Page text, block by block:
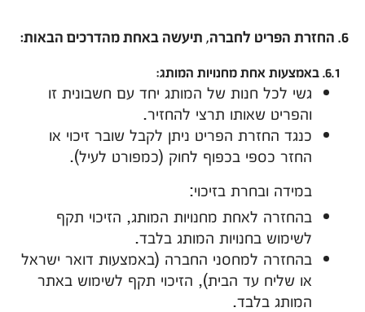
6. החזרת הפריט לחברה, תיעשה באחת מהדרכים הבאות:
6.1. באמצעות אחת מחנויות המותג:
גשי לכל חנות של המותג יחד עם חשבונית זו
והפריט שאותו תרצי להחזיר.
כנגד החזרת הפריט ניתן לקבל שובר זיכוי או
החזר כספי בכפוף לחוק (כמפורט לעיל).
במידה ובחרת בזיכוי:
בהחזרה לאחת מחנויות המותג, הזיכוי תקף
לשימוש בחנויות המותג בלבד.
בהחזרה למחסני החברה (באמצעות דואר ישראל
או שליח עד הבית), הזיכוי תקף לשימוש באתר
המותג בלבד.